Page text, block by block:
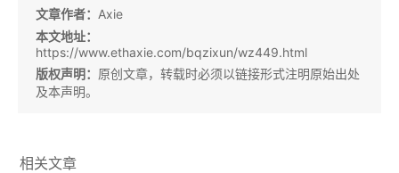
文章作者： Axie
本文地址：
https://www.ethaxie.com/bqzixun/wz449.html
版权声明： 原创文章，转载时必须以链接形式注明原始出处
及本声明。
相关文章